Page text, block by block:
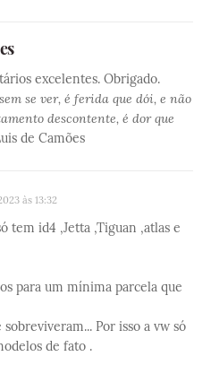
excelentes. Obrigado.
se ver, é ferida que dói, e não
descontente, é dor que
de Camões
às 13:32
tem id4 ,Jetta ,Tiguan ,atlas e
para um mínima parcela que
Por isso a vw só
de fato .